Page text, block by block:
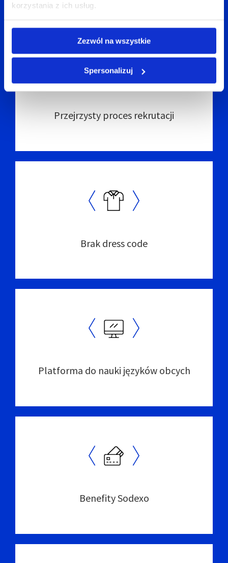
korzystania z ich usług.
Zezwól na wszystkie
Spersonalizuj
Przejrzysty proces rekrutacji
Brak dress code
Platforma do nauki języków obcych
Benefity Sodexo